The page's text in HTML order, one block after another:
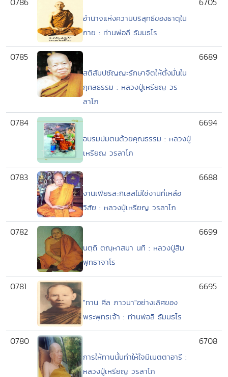
อำนาจแห่งความบริสุทธิ์ของธาตุใน
กาย : ท่านพ่อลี ธัมมธโร
0785
สติสัมปชัญญะรักษาจิตให้ตั้งมั่นใน
กุศลธรรม : หลวงปู่เหรียญ วร
ลาโภ
6689
0784
อบรมบ่มตนด้วยคุณธรรม : หลวงปู่
เหรียญ วรลาโภ
6694
0783
งานเพียรละกิเลสไม่ใช่งานที่เหลือ
วิสัย : หลวงปู่เหรียญ วรลาโภ
6688
0782
นตฺถิ ตณฺหาสมา นที : หลวงปู่สิม
พุทธาจาโร
6699
0781
"ทาน ศีล ภาวนา"อย่างเลิศของ
พระพุทธเจ้า : ท่านพ่อลี ธัมมธโร
6695
0780
การให้ทานนั้นทำให้ใจมีเมตตาอารี :
หลวงปู่เหรียญ วรลาโภ
6708